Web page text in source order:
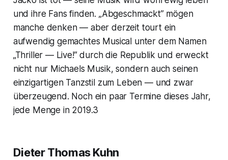
und ihre Fans finden. „Abgeschmackt” mögen
manche denken — aber derzeit tourt ein
aufwendig gemachtes Musical unter dem Namen
„Thriller — Live!” durch die Republik und erweckt
nicht nur Michaels Musik, sondern auch seinen
einzigartigen Tanzstil zum Leben — und zwar
überzeugend. Noch ein paar Termine dieses Jahr,
jede Menge in 2019.3
Dieter Thomas Kuhn